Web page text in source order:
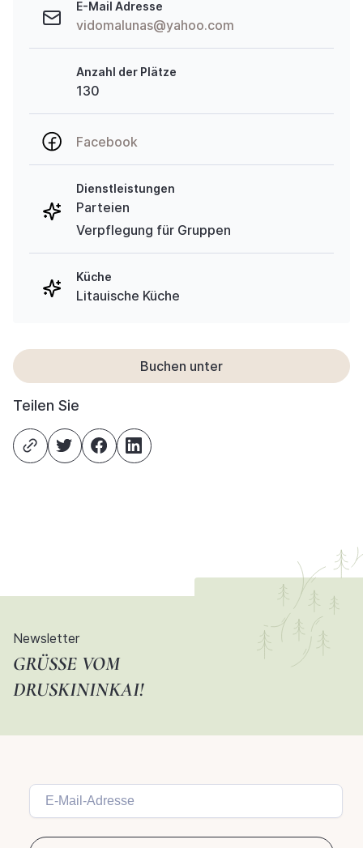
E-Mail Adresse
vidomalunas@yahoo.com
Anzahl der Plätze
130
Facebook
Dienstleistungen
Parteien
Verpflegung für Gruppen
Küche
Litauische Küche
Buchen unter
Teilen Sie
Newsletter
GRÜSSE VOM D
RUSKININKAI!